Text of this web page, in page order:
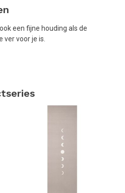
een fijne houding als de
ver voor je is.